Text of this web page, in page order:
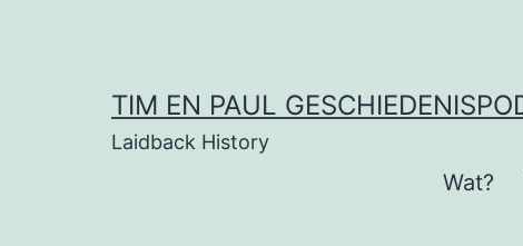
TIM EN PAUL
Laidback History
Wat?